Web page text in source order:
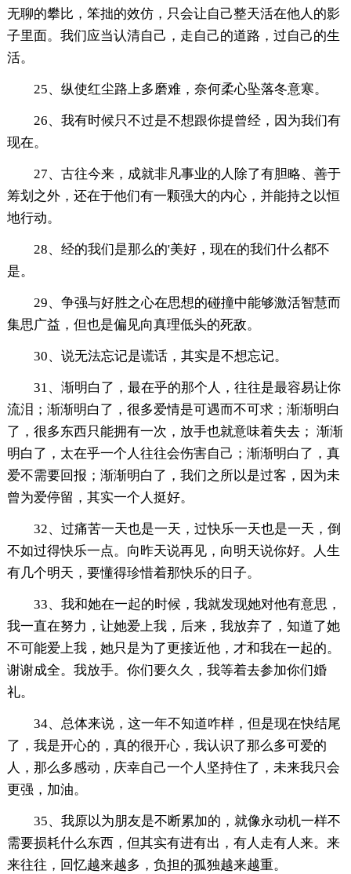
无聊的攀比，笨拙的效仿，只会让自己整天活在他人的影
子里面。我们应当认清自己，走自己的道路，过自己的生
活。
25、纵使红尘路上多磨难，奈何柔心坠落冬意寒。
26、我有时候只不过是不想跟你提曾经，因为我们有
现在。
27、古往今来，成就非凡事业的人除了有胆略、善于
筹划之外，还在于他们有一颗强大的内心，并能持之以恒
地行动。
28、经的我们是那么的'美好，现在的我们什么都不
是。
29、争强与好胜之心在思想的碰撞中能够激活智慧而
集思广益，但也是偏见向真理低头的死敌。
30、说无法忘记是谎话，其实是不想忘记。
31、渐明白了，最在乎的那个人，往往是最容易让你
流泪；渐渐明白了，很多爱情是可遇而不可求；渐渐明白
了，很多东西只能拥有一次，放手也就意味着失去； 渐渐
明白了，太在乎一个人往往会伤害自己；渐渐明白了，真
爱不需要回报；渐渐明白了，我们之所以是过客，因为未
曾为爱停留，其实一个人挺好。
32、过痛苦一天也是一天，过快乐一天也是一天，倒
不如过得快乐一点。向昨天说再见，向明天说你好。人生
有几个明天，要懂得珍惜着那快乐的日子。
33、我和她在一起的时候，我就发现她对他有意思，
我一直在努力，让她爱上我，后来，我放弃了，知道了她
不可能爱上我，她只是为了更接近他，才和我在一起的。
谢谢成全。我放手。你们要久久，我等着去参加你们婚
礼。
34、总体来说，这一年不知道咋样，但是现在快结尾
了，我是开心的，真的很开心，我认识了那么多可爱的
人，那么多感动，庆幸自己一个人坚持住了，未来我只会
更强，加油。
35、我原以为朋友是不断累加的，就像永动机一样不
需要损耗什么东西，但其实有进有出，有人走有人来。来
来往往，回忆越来越多，负担的孤独越来越重。